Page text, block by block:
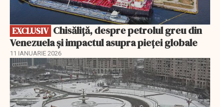
EXCLUSIV
Venezuela și impactul asupra pieței globale
11 IANUARIE 2026